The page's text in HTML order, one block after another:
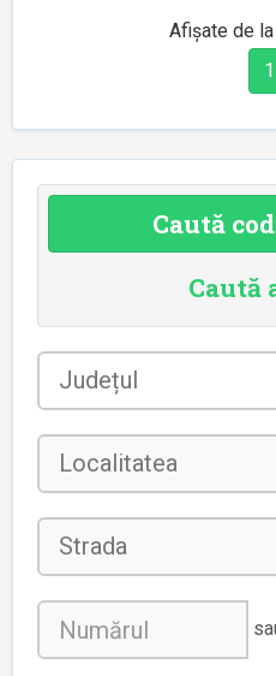
Afișate de
1
Caută
Caută
Județul
Localitatea
Strada